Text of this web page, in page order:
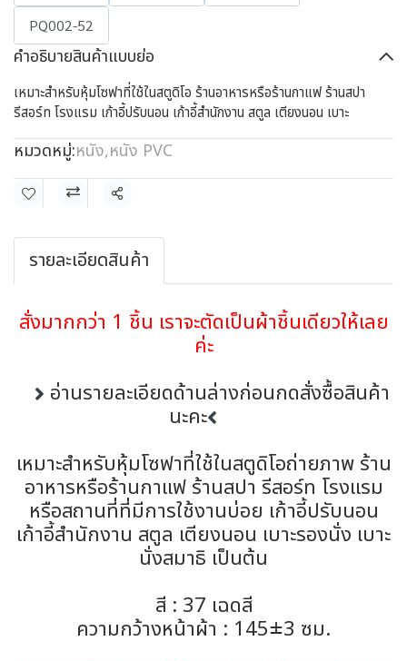
PQ002-52
คำอธิบายสินค้าแบบย่อ
เหมาะสำหรับหุ้มโซฟาที่ใช้ในสตูดิโอ ร้านอาหารหรือร้านกาแฟ ร้านสปา
รีสอร์ท โรงแรม เก้าอี้ปรับนอน เก้าอี้สำนักงาน สตูล เตียงนอน เบาะ
หมวดหมู่:หนัง,หนัง PVC
แชร์
รายละเอียดสินค้า
สั่งมากกว่า 1 ชิ้น เราจะตัดเป็นผ้าชิ้นเดียวให้เลย
ค่ะ
อ่านรายละเอียดด้านล่างก่อนกดสั่งซื้อสินค้า
นะคะ
เหมาะสำหรับหุ้มโซฟาที่ใช้ในสตูดิโอถ่ายภาพ ร้าน
อาหารหรือร้านกาแฟ ร้านสปา รีสอร์ท โรงแรม
หรือสถานที่ที่มีการใช้งานบ่อย เก้าอี้ปรับนอน
เก้าอี้สำนักงาน สตูล เตียงนอน เบาะรองนั่ง เบาะ
นั่งสมาธิ เป็นต้น
สี : 37 เฉดสี
ความกว้างหน้าผ้า : 145±3 ซม.